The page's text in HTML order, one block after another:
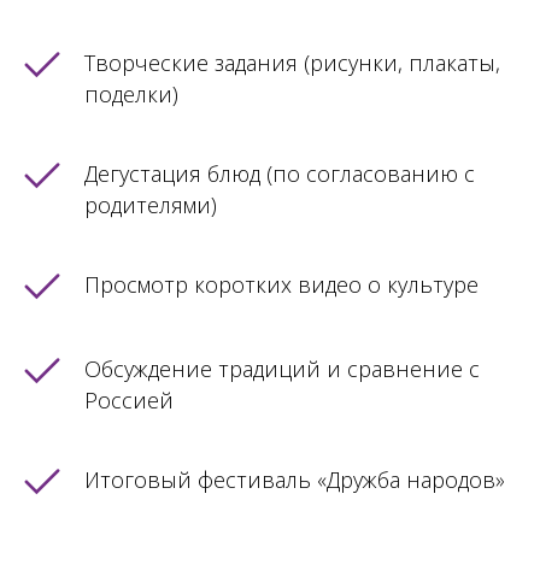
Творческие задания (рисунки, плакаты,
поделки)
Дегустация блюд (по согласованию с
родителями)
Просмотр коротких видео о культуре
Обсуждение традиций и сравнение с
Россией
Итоговый фестиваль «Дружба народов»